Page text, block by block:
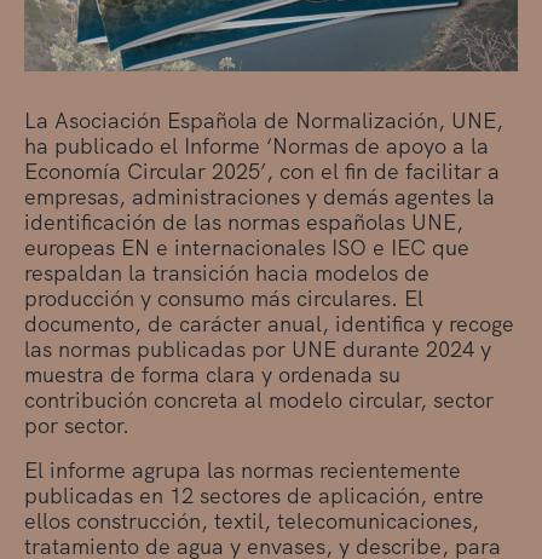
La Asociación Española de Normalización, UNE,
ha publicado el Informe ‘Normas de apoyo a la
Economía Circular 2025’, con el fin de facilitar a
empresas, administraciones y demás agentes la
identificación de las normas españolas UNE,
europeas EN e internacionales ISO e IEC que
respaldan la transición hacia modelos de
producción y consumo más circulares. El
documento, de carácter anual, identifica y recoge
las normas publicadas por UNE durante 2024 y
muestra de forma clara y ordenada su
contribución concreta al modelo circular, sector
por sector.
El informe agrupa las normas recientemente
publicadas en 12 sectores de aplicación, entre
ellos construcción, textil, telecomunicaciones,
tratamiento de agua y envases, y describe, para